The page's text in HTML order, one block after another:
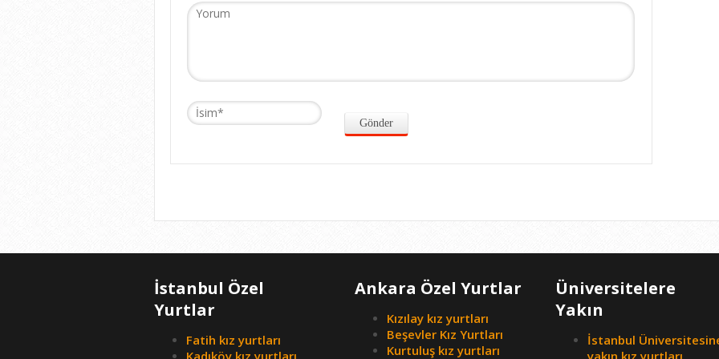
İstanbul Özel
Yurtlar
Fatih kız yurtları
Kadıköy kız yurtları
Ankara Özel Yurtlar
Kızılay kız yurtları
Beşevler Kız Yurtları
Kurtuluş kız yurtları
Üniversitelere
Yakın
İstanbul
yakın kız yurtları